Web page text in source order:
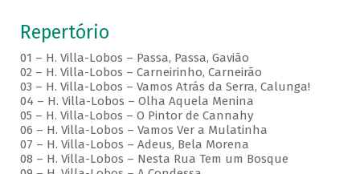
Repertório
01 – H. Villa-Lobos – Passa, Passa, Gavião
02 – H. Villa-Lobos – Carneirinho, Carneirão
03 – H. Villa-Lobos – Vamos Atrás da Serra, Calunga!
04 – H. Villa-Lobos – Olha Aquela Menina
05 – H. Villa-Lobos – O Pintor de Cannahy
06 – H. Villa-Lobos – Vamos Ver a Mulatinha
07 – H. Villa-Lobos – Adeus, Bela Morena
08 – H. Villa-Lobos – Nesta Rua Tem um Bosque